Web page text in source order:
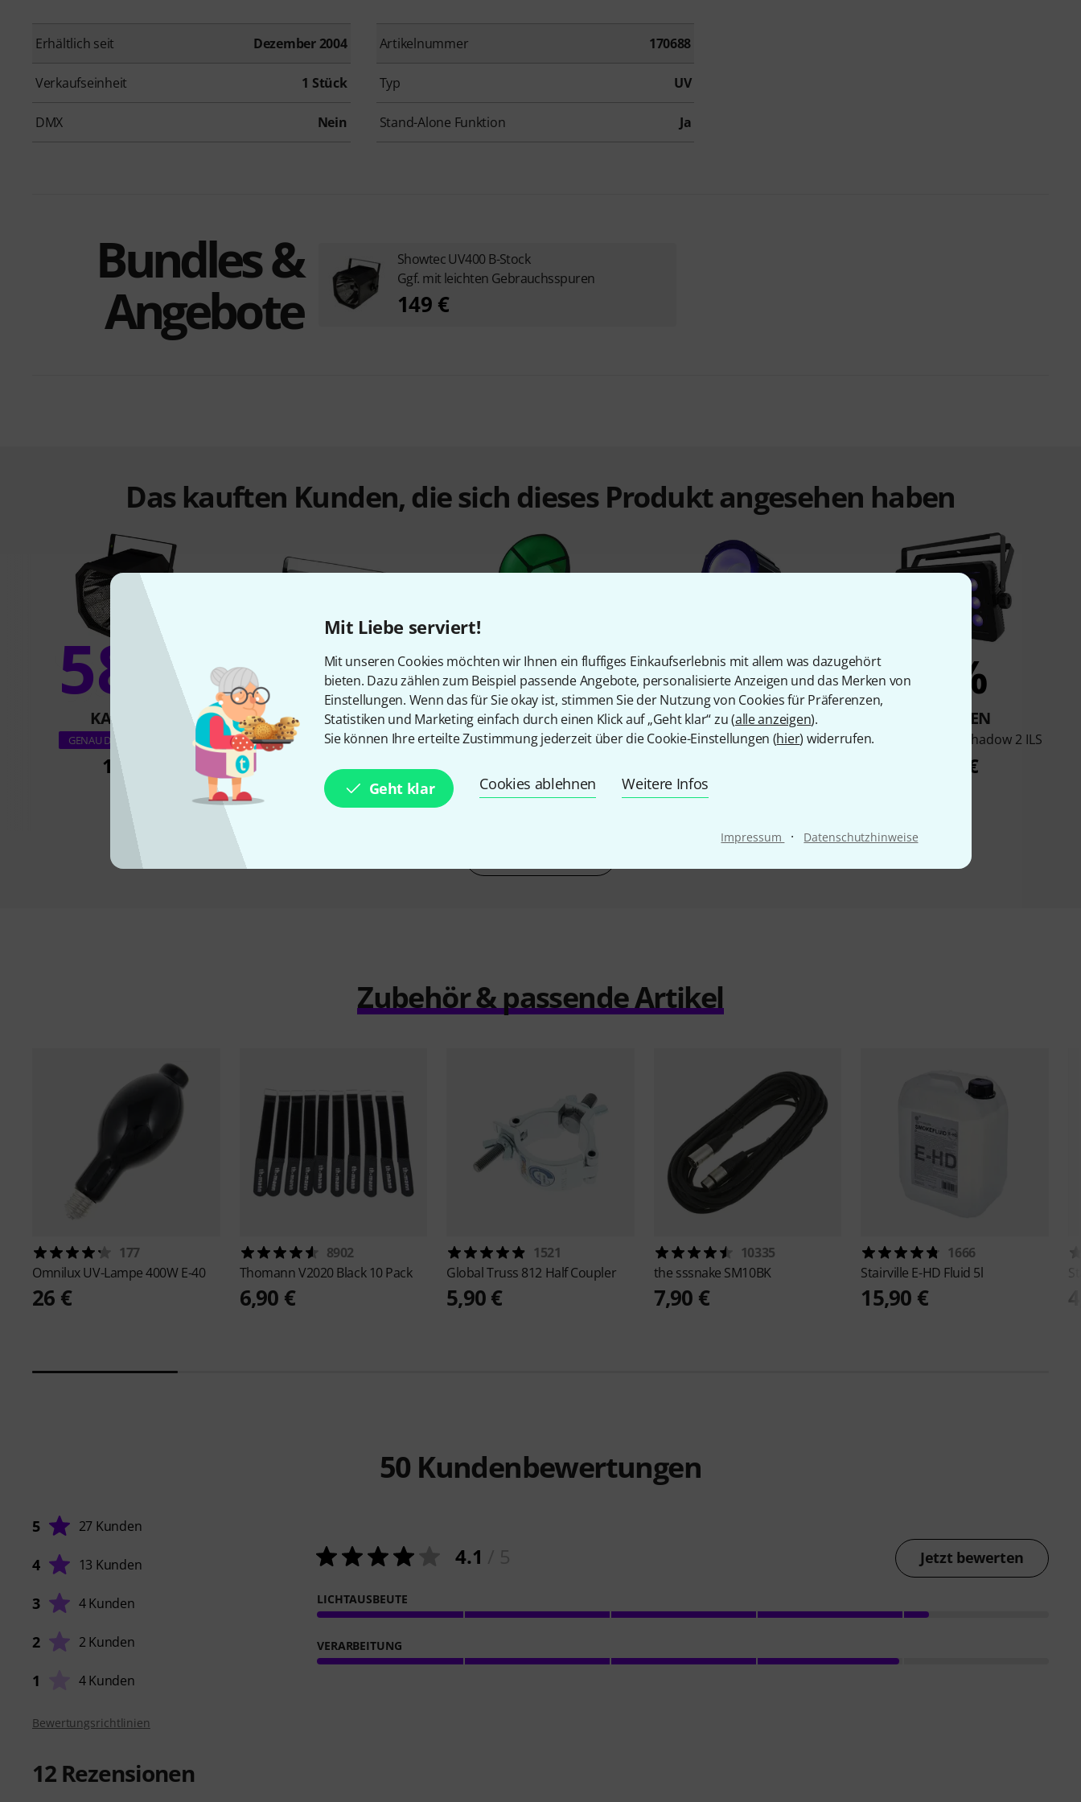
Mit Liebe serviert!
Mit unseren Cookies möchten wir Ihnen ein fluffiges Einkaufserlebnis mit allem was dazugehört
bieten. Dazu zählen zum Beispiel passende Angebote, personalisierte Anzeigen und das Merken von
Einstellungen. Wenn das für Sie okay ist, stimmen Sie der Nutzung von Cookies für Präferenzen,
Statistiken und Marketing einfach durch einen Klick auf „Geht klar“ zu (alle anzeigen).
Sie können Ihre erteilte Zustimmung jederzeit über die Cookie-Einstellungen (hier) widerrufen.
Geht klar Cookies ablehnen Weitere Infos
Impressum · Datenschutzhinweise
Erhältlich seit Dezember 2004 Artikelnummer 170688
Verkaufseinheit 1 Stück Typ UV
DMX Nein Stand-Alone Funktion Ja
Bundles &
Angebote
Showtec UV400 B-Stock
Ggf. mit leichten Gebrauchsspuren
149 €
Das kauften Kunden, die sich dieses Produkt angesehen haben
58%
KAUFTEN
GENAU DIESES PRODUKT
159 €
12%
KAUFTEN
Stairville Wild Wash 9x3W LED
89 €
5%
KAUFTEN
Stairville LED Vintage Bowl 30
139 €
4%
KAUFTEN
ADJ UV COB Cannon
4%
KAUFTEN
Chauvet DJ LED Shadow 2 ILS
159 €
Zubehör & passende Artikel
177
OmniluxUV-Lampe 400W E-40
26 €
8902
ThomannV2020 Black 10 Pack
6,90 €
1521
Global Truss 812 Half Coupler
5,90 €
10335
the sssnake SM10BK
7,90 €
1666
Stairville E-HD Fluid 5l
15,90 €
50 Kundenbewertungen
5 27 Kunden
4 13 Kunden
3 4 Kunden
2 2 Kunden
1 4 Kunden
4.1 Jetzt bewerten
LICHTAUSBEUTE
VERARBEITUNG
Bewertungsrichtlinien
12 Rezensionen